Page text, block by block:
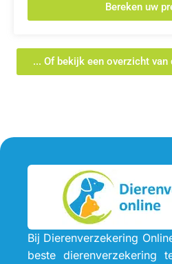
Bereken uw
... Of bekijk een overzicht
Bij Dierenverzekering
beste dierenverzekering